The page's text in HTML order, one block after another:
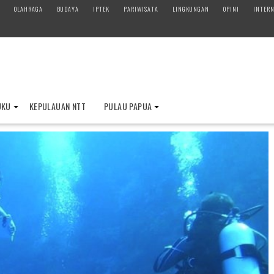
OLAHRAGA BUDAYA IPTEK PARIWISATA LINGKUNGAN OPINI
KEPULAUAN NTT PULAU PAPUA